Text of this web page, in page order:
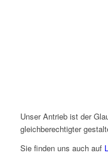
Unser Antrieb ist der
gleichberechtigter
Sie finden uns auch auf